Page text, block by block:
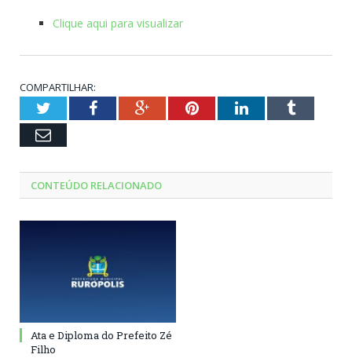
Clique aqui para visualizar
COMPARTILHAR:
TwitterFacebookGoogle+PinterestLinkedInTumblr
Email
CONTEÚDO RELACIONADO
Ata e Diploma do Prefeito Zé
Filho